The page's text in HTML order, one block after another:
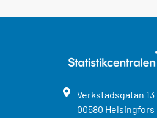
Verkstadsgatan 13
00580 Helsingfors